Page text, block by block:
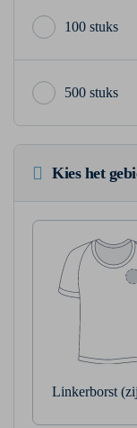
100 stuks
500 stuks
Kies het
Linkerborst